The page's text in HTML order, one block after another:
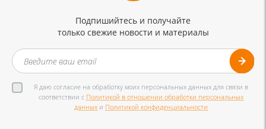
Подпишийтесь и получайте
только свежие новости и материалы
Я даю согласие на обработку моих персональных данных для связи в
соответствии с Политикой в отношении обработки персональных
данных и Политикой конфиденциальности